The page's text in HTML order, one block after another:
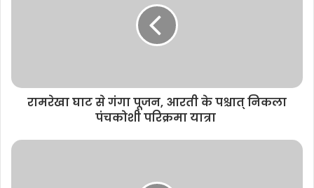
रामरेखा घाट से गंगा पूजन, आरती के पश्चात् निकला
पंचकोशी परिक्रमा यात्रा